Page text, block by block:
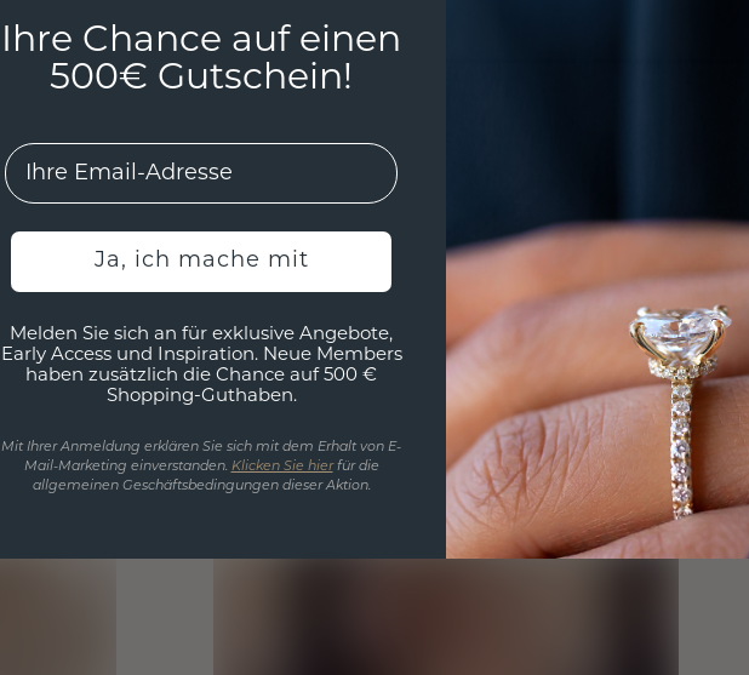
Ihre Chance auf einen
500€ Gutschein!
EMail
Ja, ich mache mit
Melden Sie sich an für exklusive Angebote,
Early Access und Inspiration. Neue Members
haben zusätzlich die Chance auf 500 €
Shopping-Guthaben.
Mit Ihrer Anmeldung erklären Sie sich mit dem Erhalt von E-
Mail-Marketing einverstanden. Klicken Sie hierfür die
allgemeinen Geschäftsbedingungen dieser Aktion.